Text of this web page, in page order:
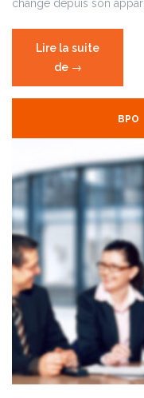
changé depuis son
Lire la suite
de « L’évolution
du
d’un
centre
d’appels
France »
→
BPO